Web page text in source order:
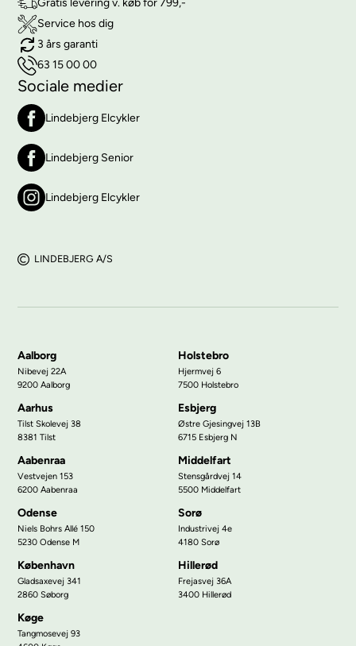
Gratis levering v. køb for 799,-
Service hos dig
3 års garanti
63 15 00 00
Sociale medier
Lindebjerg Elcykler
Lindebjerg Senior
Lindebjerg Elcykler
LINDEBJERG A/S
Aalborg
Nibevej 22A
9200 Aalborg
Holstebro
Hjermvej 6
7500 Holstebro
Aarhus
Tilst Skolevej 38
8381 Tilst
Esbjerg
Østre Gjesingvej 13B
6715 Esbjerg N
Aabenraa
Vestvejen 153
6200 Aabenraa
Middelfart
Stensgårdvej 14
5500 Middelfart
Odense
Niels Bohrs Allé 150
5230 Odense M
Sorø
Industrivej 4e
4180 Sorø
København
Gladsaxevej 341
2860 Søborg
Hillerød
Frejasvej 36A
3400 Hillerød
Køge
Tangmosevej 93